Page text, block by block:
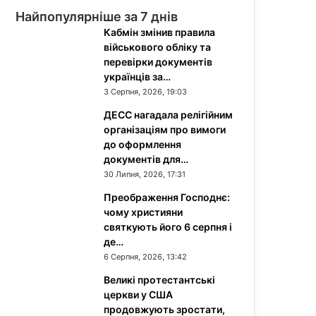
Найпопулярніше за 7 днів
Кабмін змінив правила
військового обліку та
перевірки документів
українців за…
3 Серпня, 2026, 19:03
ДЕСС нагадала релігійним
організаціям про вимоги
до оформлення
документів для…
30 Липня, 2026, 17:31
Преображення Господнє:
чому християни
святкують його 6 серпня і
де…
6 Серпня, 2026, 13:42
Великі протестантські
церкви у США
продовжують зростати,